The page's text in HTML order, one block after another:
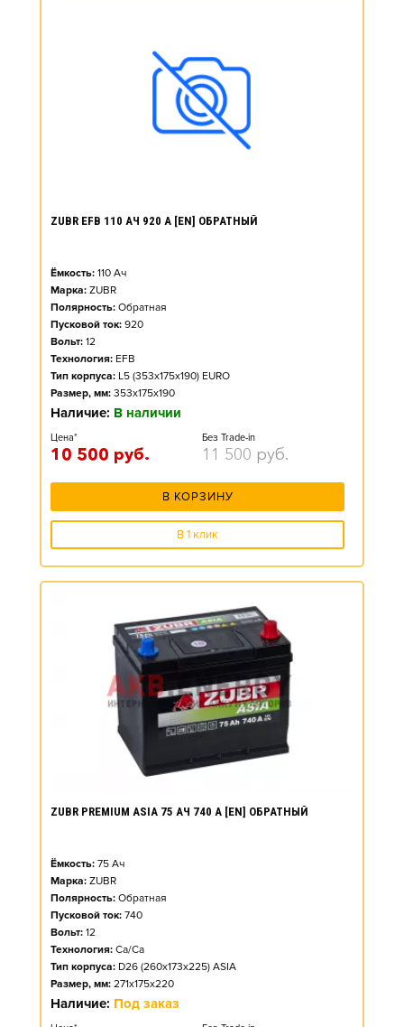
ZUBR EFB 110 АЧ 920 А [EN] ОБРАТНЫЙ
Ёмкость: 110 Ач
Марка: ZUBR
Полярность: Обратная
Пусковой ток: 920
Вольт: 12
Технология: EFB
Тип корпуса: L5 (353x175x190) EURO
Размер, мм: 353x175x190
Наличие: В наличии
Цена*
10 500 руб.
Без Trade-in
11 500 руб.
В КОРЗИНУ
В 1 клик
ZUBR PREMIUM ASIA 75 АЧ 740 А [EN] ОБРАТНЫЙ
Ёмкость: 75 Ач
Марка: ZUBR
Полярность: Обратная
Пусковой ток: 740
Вольт: 12
Технология: Ca/Ca
Тип корпуса: D26 (260x173x225) ASIA
Размер, мм: 271x175x220
Наличие: Под заказ